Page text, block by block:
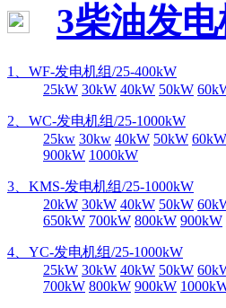
3柴油发
1、WF-发电机组/25-400kW
25kW 30kW 40kW 50kW
2、WC-发电机组/25-1000kW
25kw 30kw 40kW 50kW 60kW
900kW 1000kW
3、KMS-发电机组/25-1000kW
20kW 30kW 40kW 50kW
650kW 700kW 800kW 900kW
4、YC-发电机组/25-1000kW
25kW 30kW 40kW 50kW
700kW 800kW 900kW